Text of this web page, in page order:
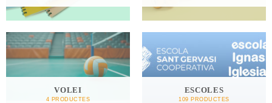
VOLEI
4 PRODUCTES
ESCOLES
109 PRODUCTES